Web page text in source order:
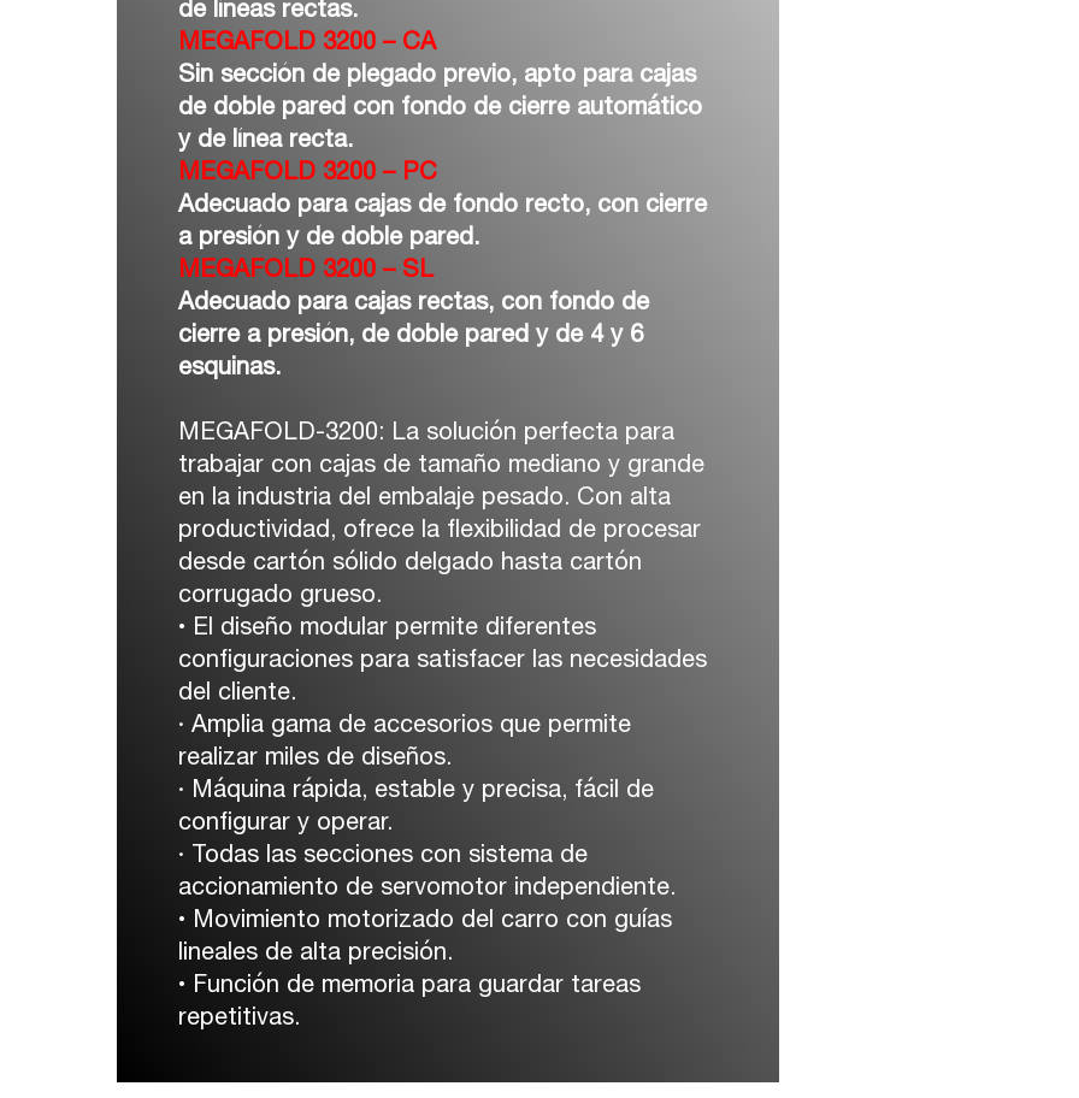
de líneas rectas.
MEGAFOLD 3200 – CA
Sin sección de plegado previo, apto para cajas
de doble pared con fondo de cierre automático
y de línea recta.
MEGAFOLD 3200 – PC
Adecuado para cajas de fondo recto, con cierre
a presión y de doble pared.
MEGAFOLD 3200 – SL
Adecuado para cajas rectas, con fondo de
cierre a presión, de doble pared y de 4 y 6
esquinas.
MEGAFOLD-3200: La solución perfecta para
trabajar con cajas de tamaño mediano y grande
en la industria del embalaje pesado. Con alta
productividad, ofrece la flexibilidad de procesar
desde cartón sólido delgado hasta cartón
corrugado grueso.
• El diseño modular permite diferentes
configuraciones para satisfacer las necesidades
del cliente.
· Amplia gama de accesorios que permite
realizar miles de diseños.
· Máquina rápida, estable y precisa, fácil de
configurar y operar.
· Todas las secciones con sistema de
accionamiento de servomotor independiente.
• Movimiento motorizado del carro con guías
lineales de alta precisión.
• Función de memoria para guardar tareas
repetitivas.